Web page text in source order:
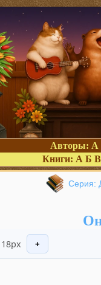
Авторы: А
Книги: А Б В
Серия:
18px +